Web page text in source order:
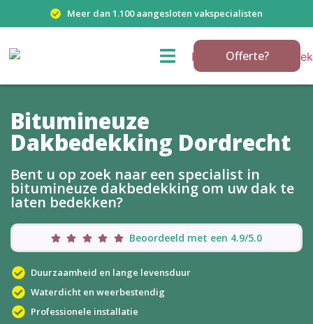
Meer dan 1.100 aangesloten vakspecialisten
Offerte?
Bitumineuze
Dakbedekking Dordrecht
Bent u op zoek naar een specialist in
bitumineuze dakbedekking om uw dak te
laten bedekken?
Beoordeeld met een 4.9/5.0
Duurzaamheid en lange levensduur
Waterdicht en weerbestendig
Professionele installatie